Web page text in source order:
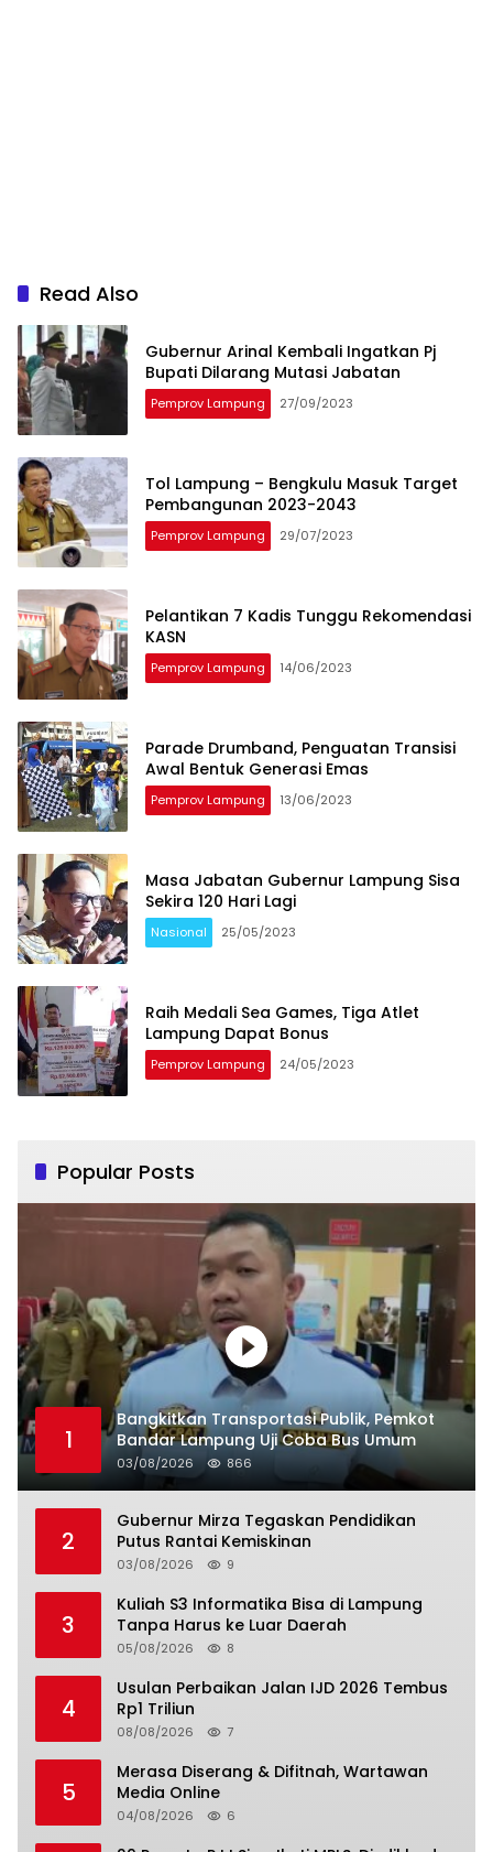
Read Also
Gubernur Arinal Kembali Ingatkan Pj
Bupati Dilarang Mutasi Jabatan
Pemprov Lampung 27/09/2023
Tol Lampung – Bengkulu Masuk Target
Pembangunan 2023-2043
Pemprov Lampung 29/07/2023
Pelantikan 7 Kadis Tunggu Rekomendasi
KASN
Pemprov Lampung 14/06/2023
Parade Drumband, Penguatan Transisi
Awal Bentuk Generasi Emas
Pemprov Lampung 13/06/2023
Masa Jabatan Gubernur Lampung Sisa
Sekira 120 Hari Lagi
Nasional 25/05/2023
Raih Medali Sea Games, Tiga Atlet
Lampung Dapat Bonus
Pemprov Lampung 24/05/2023
Popular Posts
1
Bangkitkan Transportasi Publik, Pemkot
Bandar Lampung Uji Coba Bus Umum
03/08/2026 866
2
Gubernur Mirza Tegaskan Pendidikan
Putus Rantai Kemiskinan
03/08/2026 9
3
Kuliah S3 Informatika Bisa di Lampung
Tanpa Harus ke Luar Daerah
05/08/2026 8
4
Usulan Perbaikan Jalan IJD 2026 Tembus
Rp1 Triliun
08/08/2026 7
5
Merasa Diserang & Difitnah, Wartawan
Media Online
04/08/2026 6